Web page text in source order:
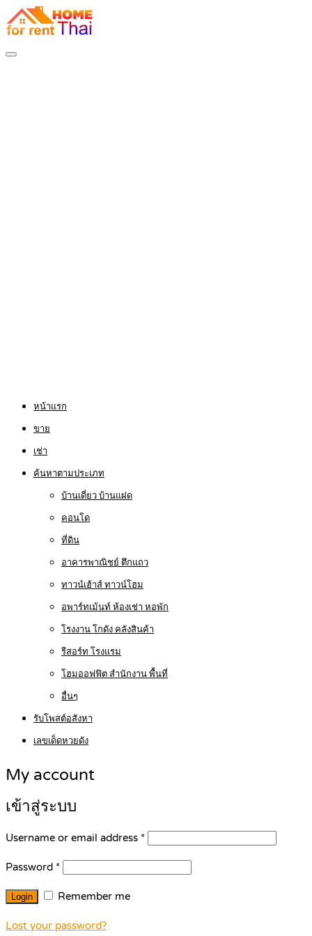
หน้าแรก
ขาย
เช่า
ค้นหาตามประเภท
บ้านเดี่ยว บ้านแฝด
คอนโด
ที่ดิน
อาคารพาณิชย์ ตึกแถว
ทาวน์เฮ้าส์ ทาวน์โฮม
อพาร์ทเม้นท์ ห้องเช่า หอพัก
โรงงาน โกดัง คลังสินค้า
รีสอร์ท โรงแรม
โฮมออฟฟิต สำนักงาน พื้นที่
อื่นๆ
รับโพสต์อสังหา
เลขเด็ดหวยดัง
My account
เข้าสู่ระบบ
Username or email address *
Password *
Remember me
Lost your password?